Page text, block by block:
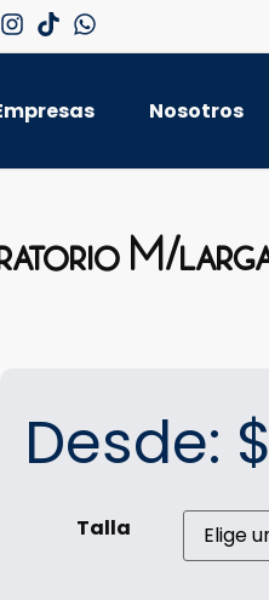
Nosotros
M/
Desde: $
Talla